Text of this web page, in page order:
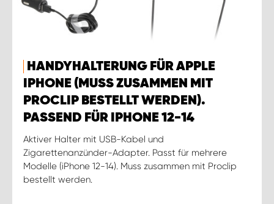
HANDYHALTERUNG FÜR APPLE
IPHONE (MUSS ZUSAMMEN MIT
PROCLIP BESTELLT WERDEN).
PASSEND FÜR IPHONE 12-14
Aktiver Halter mit USB-Kabel und
Zigarettenanzünder-Adapter. Passt für mehrere
Modelle (iPhone 12-14). Muss zusammen mit Proclip
bestellt werden.